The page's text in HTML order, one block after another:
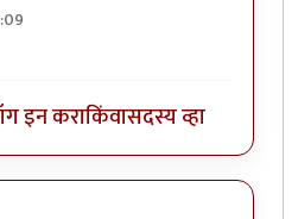
इन कराकिंवासदस्य व्हा